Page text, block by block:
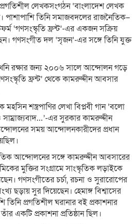
লেখকসংগঠন ‘বাংলাদেশ লেখক
পাশাপাশি তিনি সমাজবদলের রাজনৈতিক–
‘গণসংস্কৃতি ফ্রন্ট’-এর একজন সক্রিয়
গণসংগীত দল ‘সৃজন’-এর সঙ্গে তিনি যুক্ত
রক্ষার জন্য ২০০৬ সালে আন্দোলন গড়ে
ফ্রন্ট’ থেকে কামরুদ্দীন আবসার
মহসিন শস্ত্রপাণির লেখা বিপ্লবী গান ‘বলো
এর সুরকার কামরুদ্দীন
সময় আন্দোলনকারীদের প্রধান
আন্দোলনের সঙ্গে কামরুদ্দীন আবসারের
মুক্তির সংগ্রামে সাংস্কৃতিক লড়াইকে
গণসংগীতের চর্চা, রচনা ও সুরারোপের
ছড়ায় সুর দিয়েছেন। হেমাঙ্গ বিশ্বাসের
তিনি প্রগতিশীল ঘরানার বই প্রকাশনার
একটি প্রকাশনা প্রতিষ্ঠান ছিল।